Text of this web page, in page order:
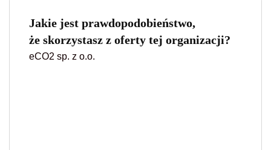
Jakie jest prawdopodobieństwo,
że skorzystasz z oferty tej organizacji?
eCO2 sp. z o.o.